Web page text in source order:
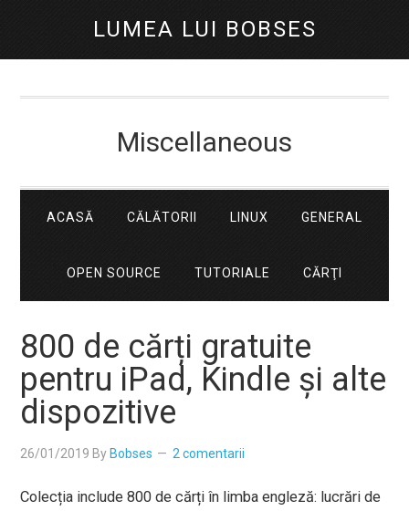
LUMEA LUI BOBSES
Miscellaneous
ACASĂ CĂLĂTORII LINUX GENERAL
OPEN SOURCE TUTORIALE CĂRŢI
800 de cărți gratuite
pentru iPad, Kindle și alte
dispozitive
26/01/2019 By Bobses 2 comentarii
Colecția include 800 de cărți în limba engleză: lucrări de